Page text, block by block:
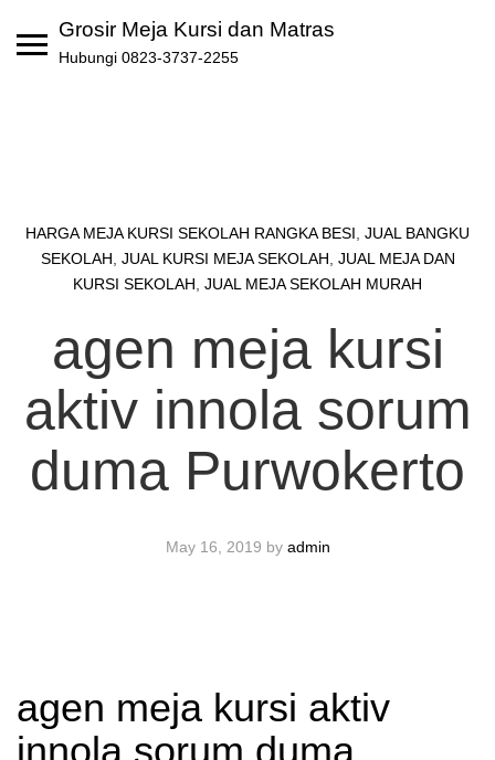
Grosir Meja Kursi dan Matras
Hubungi 0823-3737-2255
HARGA MEJA KURSI SEKOLAH RANGKA BESI JUAL BANGKU
SEKOLAH JUAL KURSI MEJA SEKOLAH JUAL MEJA DAN
KURSI SEKOLAH JUAL MEJA SEKOLAH MURAH
agen meja kursi
aktiv innola sorum
duma Purwokerto
May 16, 2019 by admin
agen meja kursi aktiv
innola sorum duma